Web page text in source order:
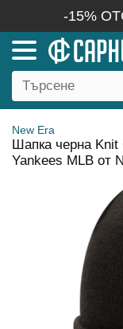
-15%
New Era
Шапка черна Knit
Yankees MLB от